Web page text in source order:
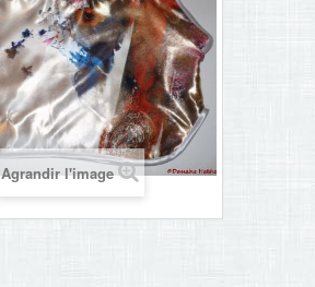
Agrandir l'image